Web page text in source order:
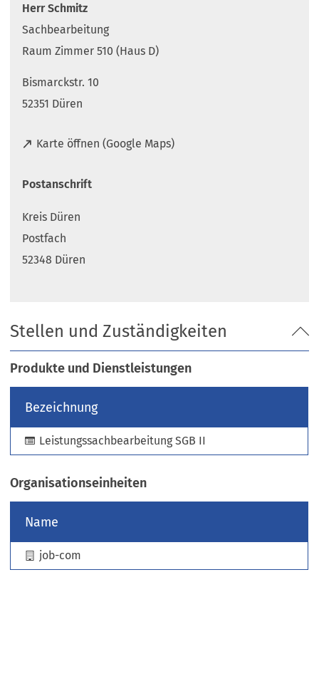
Herr Schmitz
Sachbearbeitung
Raum Zimmer 510 (Haus D)
Bismarckstr. 10
52351 Düren
Karte öffnen (Google Maps)
(
f
e
t
i
e
m
n
e
n
T
a
)
Postanschrift
Kreis Düren
Postfach
52348 Düren
Stellen und Zuständigkeiten
Produkte und Dienstleistungen
Bezeichnung
Leistungssachbearbeitung SGB II
Organisationseinheiten
Name
job-com